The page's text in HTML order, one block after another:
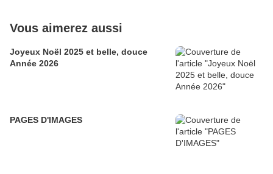
Vous aimerez aussi
Joyeux Noël 2025 et belle, douce
Année 2026
PAGES D'IMAGES